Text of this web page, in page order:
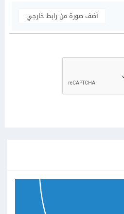
أضف صورة من رابط خارجي